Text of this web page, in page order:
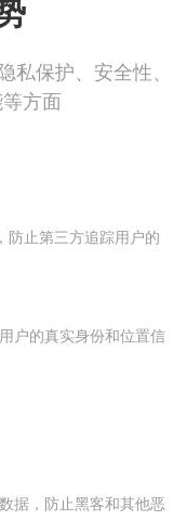
保护、安全性、
方面
防止第三方追踪用户的
户的真实身份和位置信
据，防止黑客和其他恶